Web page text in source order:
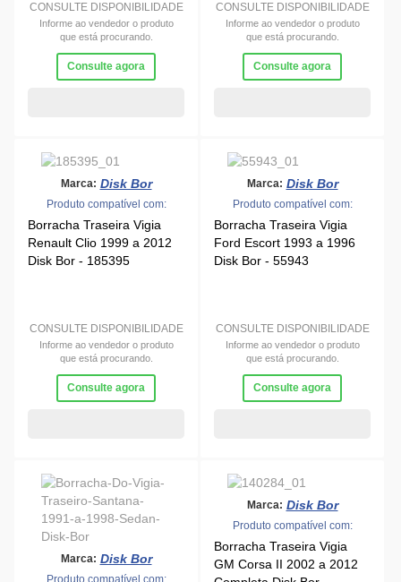
CONSULTE DISPONIBILIDADE
Informe ao vendedor o produto
que está procurando.
Consulte agora
CONSULTE DISPONIBILIDADE
Informe ao vendedor o produto
que está procurando.
Consulte agora
Marca: Disk Bor
Produto compatível com:
Borracha Traseira Vigia
Renault Clio 1999 a 2012
Disk Bor - 185395
CONSULTE DISPONIBILIDADE
Informe ao vendedor o produto
que está procurando.
Consulte agora
Marca: Disk Bor
Produto compatível com:
Borracha Traseira Vigia
Ford Escort 1993 a 1996
Disk Bor - 55943
CONSULTE DISPONIBILIDADE
Informe ao vendedor o produto
que está procurando.
Consulte agora
Marca: Disk Bor
Produto compatível com:
Marca: Disk Bor
Produto compatível com:
Borracha Traseira Vigia
GM Corsa II 2002 a 2012